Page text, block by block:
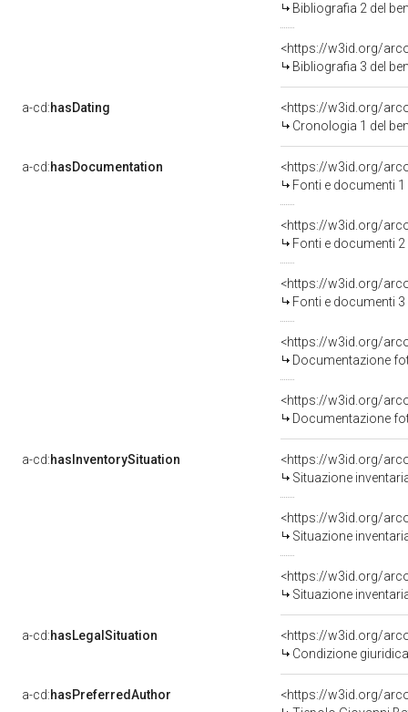
Bibliografia 2 del
<https://w3id.org/
Bibliografia 3 del
a-cd:hasDating
<https://w3id.org/
Cronologia 1 del
a-cd:hasDocumentation
<https://w3id.org/
Fonti e documenti
<https://w3id.org/
Fonti e documenti
<https://w3id.org/
Fonti e documenti
Documentazione
Documentazione
a-cd:hasInventorySituation
<https://w3id.org/
Situazione
<https://w3id.org/
Situazione
<https://w3id.org/
Situazione
a-cd:hasLegalSituation
<https://w3id.org/
Condizione
a-cd:hasPreferredAuthor
<https://w3id.org/